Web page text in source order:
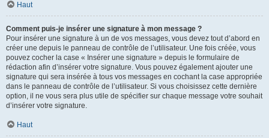
Haut
Comment puis-je insérer une signature à mon message ?
Pour insérer une signature à un de vos messages, vous devez tout d’abord en
créer une depuis le panneau de contrôle de l’utilisateur. Une fois créée, vous
pouvez cocher la case « Insérer une signature » depuis le formulaire de
rédaction afin d’insérer votre signature. Vous pouvez également ajouter une
signature qui sera insérée à tous vos messages en cochant la case appropriée
dans le panneau de contrôle de l’utilisateur. Si vous choisissez cette dernière
option, il ne vous sera plus utile de spécifier sur chaque message votre souhait
d’insérer votre signature.
Haut